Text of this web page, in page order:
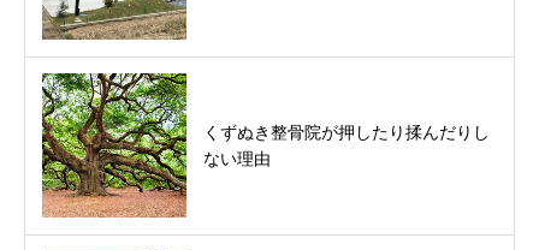
くずぬき整骨院が押したり揉んだりし
ない理由